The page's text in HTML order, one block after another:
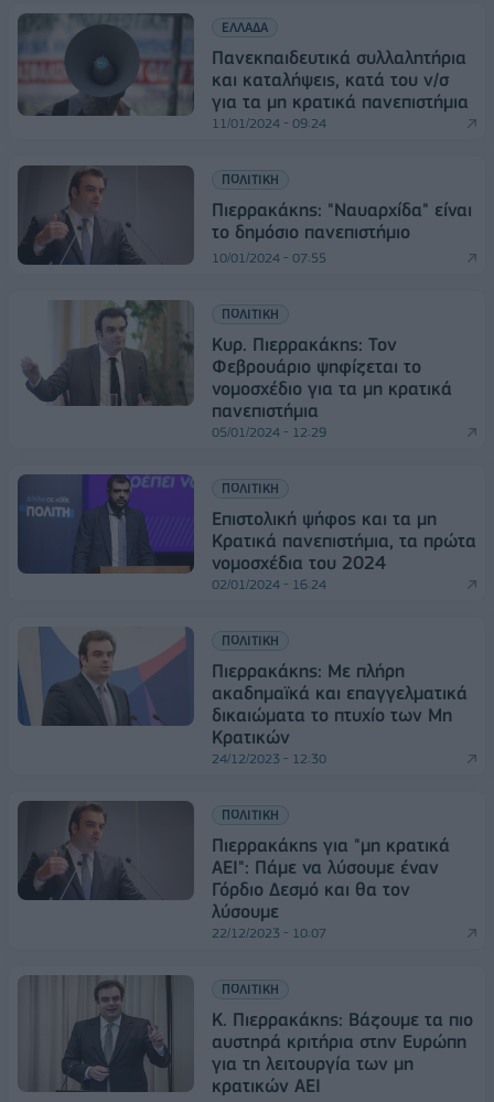
ΕΛΛΑΔΑ
Πανεκπαιδευτικά συλλαλητήρια
και καταλήψεις, κατά του ν/σ
για τα μη κρατικά πανεπιστήμια
11/01/2024 - 09:24
ΠΟΛΙΤΙΚΗ
Πιερρακάκης: "Ναυαρχίδα" είναι
το δημόσιο πανεπιστήμιο
10/01/2024 - 07:55
ΠΟΛΙΤΙΚΗ
Κυρ. Πιερρακάκης: Τον
Φεβρουάριο ψηφίζεται το
νομοσχέδιο για τα μη κρατικά
πανεπιστήμια
05/01/2024 - 12:29
ΠΟΛΙΤΙΚΗ
Επιστολική ψήφος και τα μη
Κρατικά πανεπιστήμια, τα πρώτα
νομοσχέδια του 2024
02/01/2024 - 16:24
ΠΟΛΙΤΙΚΗ
Πιερρακάκης: Με πλήρη
ακαδημαϊκά και επαγγελματικά
δικαιώματα το πτυχίο των Μη
Κρατικών
24/12/2023 - 12:30
ΠΟΛΙΤΙΚΗ
Πιερρακάκης για "μη κρατικά
ΑΕΙ": Πάμε να λύσουμε έναν
Γόρδιο Δεσμό και θα τον
λύσουμε
22/12/2023 - 10:07
ΠΟΛΙΤΙΚΗ
Κ. Πιερρακάκης: Βάζουμε τα πιο
αυστηρά κριτήρια στην Ευρώπη
για τη λειτουργία των μη
κρατικών ΑΕΙ